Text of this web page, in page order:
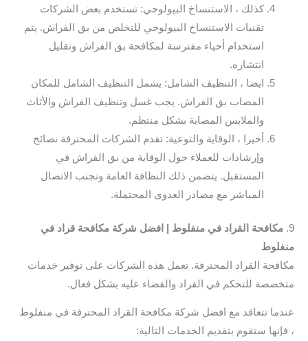
كذلك ، الاستنساخ البيولوجي: تستخدم بعض الشركات
تقنيات الاستنساخ البيولوجي للتخلص من بق الفراش. يتم
استخدام أحياء مفترسة لمكافحة بق الفراش وتقليل
انتشاره.
ايضا ، التنظيف الشامل: يشمل التنظيف الشامل للمكان
المصاب بق الفراش. يجب غسل وتنظيف الفراش والأثاث
والملابس المصابة بشكل منتظم.
أخيرا ، الوقاية والتوعية: تقدم الشركات المحترفة نصائح
وإرشادات للعملاء حول الوقاية من بق الفراش في
المستقبل. يتضمن ذلك النظافة العامة وتجنب الاتصال
المباشر مع مصادر العدوى المحتملة.
9. مكافحة القراد في منفلوط | افضل شركة مكافحة قراد في
منفلوط
مكافحة القراد المحترفة. تعمل هذه الشركات على توفير خدمات
متخصصة للتحكم في القراد والقضاء عليه بشكل فعال.
عندما تتعاقد مع افضل شركة مكافحة القراد المحترفة في منفلوط
، فإنها ستقوم بتقديم الخدمات التالية: